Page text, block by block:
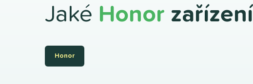
Jaké Honor zařízení
Honor